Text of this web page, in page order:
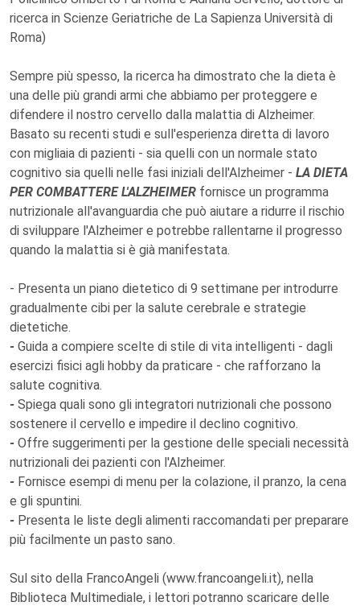
ricerca in Scienze Geriatriche de La Sapienza Università di
Roma)
Sempre più spesso, la ricerca ha dimostrato che la dieta è
una delle più grandi armi che abbiamo per proteggere e
difendere il nostro cervello dalla malattia di Alzheimer.
Basato su recenti studi e sull'esperienza diretta di lavoro
con migliaia di pazienti - sia quelli con un normale stato
cognitivo sia quelli nelle fasi iniziali dell'Alzheimer - LA DIETA
PER COMBATTERE L'ALZHEIMER fornisce un programma
nutrizionale all'avanguardia che può aiutare a ridurre il rischio
di sviluppare l'Alzheimer e potrebbe rallentarne il progresso
quando la malattia si è già manifestata.
- Presenta un piano dietetico di 9 settimane per introdurre
gradualmente cibi per la salute cerebrale e strategie
dietetiche.
- Guida a compiere scelte di stile di vita intelligenti - dagli
esercizi fisici agli hobby da praticare - che rafforzano la
salute cognitiva.
- Spiega quali sono gli integratori nutrizionali che possono
sostenere il cervello e impedire il declino cognitivo.
- Offre suggerimenti per la gestione delle speciali necessità
nutrizionali dei pazienti con l'Alzheimer.
- Fornisce esempi di menu per la colazione, il pranzo, la cena
e gli spuntini.
- Presenta le liste degli alimenti raccomandati per preparare
più facilmente un pasto sano.
Sul sito della FrancoAngeli (www.francoangeli.it), nella
Biblioteca Multimediale, i lettori potranno scaricare delle